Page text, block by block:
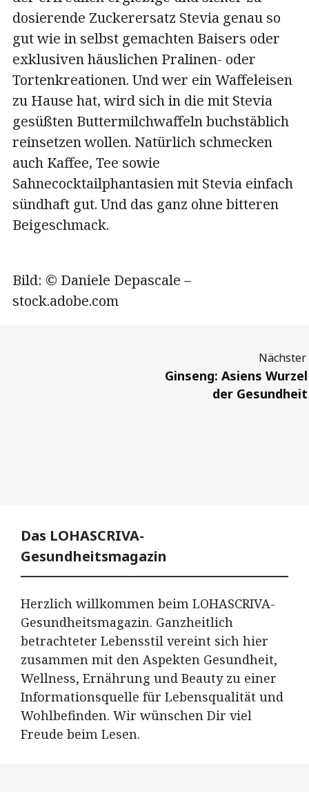
dosierende Zuckerersatz Stevia genau so
gut wie in selbst gemachten Baisers oder
exklusiven häuslichen Pralinen- oder
Tortenkreationen. Und wer ein Waffeleisen
zu Hause hat, wird sich in die mit Stevia
gesüßten Buttermilchwaffeln buchstäblich
reinsetzen wollen. Natürlich schmecken
auch Kaffee, Tee sowie
Sahnecocktailphantasien mit Stevia einfach
sündhaft gut. Und das ganz ohne bitteren
Beigeschmack.
Bild: © Daniele Depascale –
stock.adobe.com
Next
Ginseng: Asiens Wurzel
der Gesundheit
Das LOHASCRIVA-
Gesundheitsmagazin
Herzlich willkommen beim LOHASCRIVA-
Gesundheitsmagazin. Ganzheitlich
betrachteter Lebensstil vereint sich hier
zusammen mit den Aspekten Gesundheit,
Wellness, Ernährung und Beauty zu einer
Informationsquelle für Lebensqualität und
Wohlbefinden. Wir wünschen Dir viel
Freude beim Lesen.